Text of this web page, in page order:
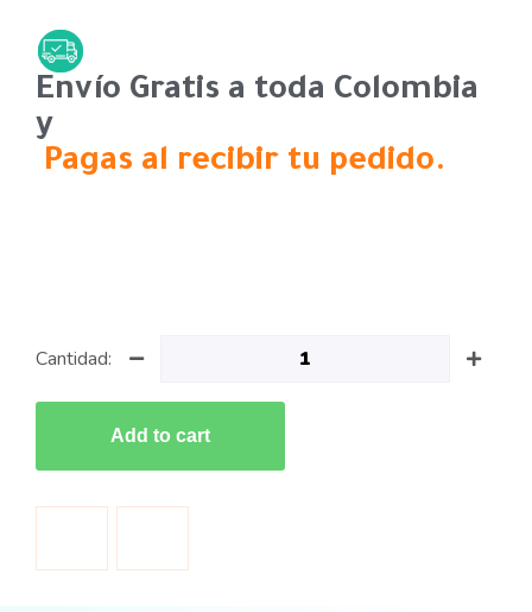
Envío Gratis a toda Colombia
y
Pagas al recibir tu pedido.
Cantidad:
Add to cart